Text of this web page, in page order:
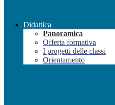
Didattica
Panoramica
Offerta formativa
I progetti delle classi
Orientamento